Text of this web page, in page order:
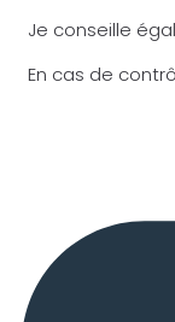
Je conseille
En cas de